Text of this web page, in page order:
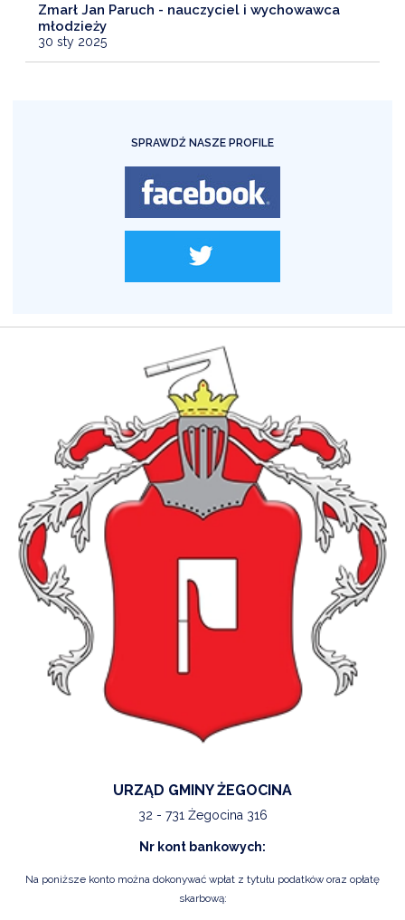
Zmarł Jan Paruch - nauczyciel i wychowawca
młodzieży
30 sty 2025
SPRAWDŹ NASZE PROFILE
URZĄD GMINY ŻEGOCINA
32 - 731 Żegocina 316
Nr kont bankowych:
Na poniższe konto można dokonywać wpłat z tytułu podatków oraz opłatę
skarbową: